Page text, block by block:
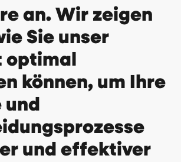
an. Wir zeigen
Sie unser
optimal
können, um Ihre
und effektiver